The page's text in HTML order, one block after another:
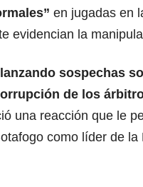
en jugadas en
evidencian la
sospechas
de los
una reacción que le
como líder de